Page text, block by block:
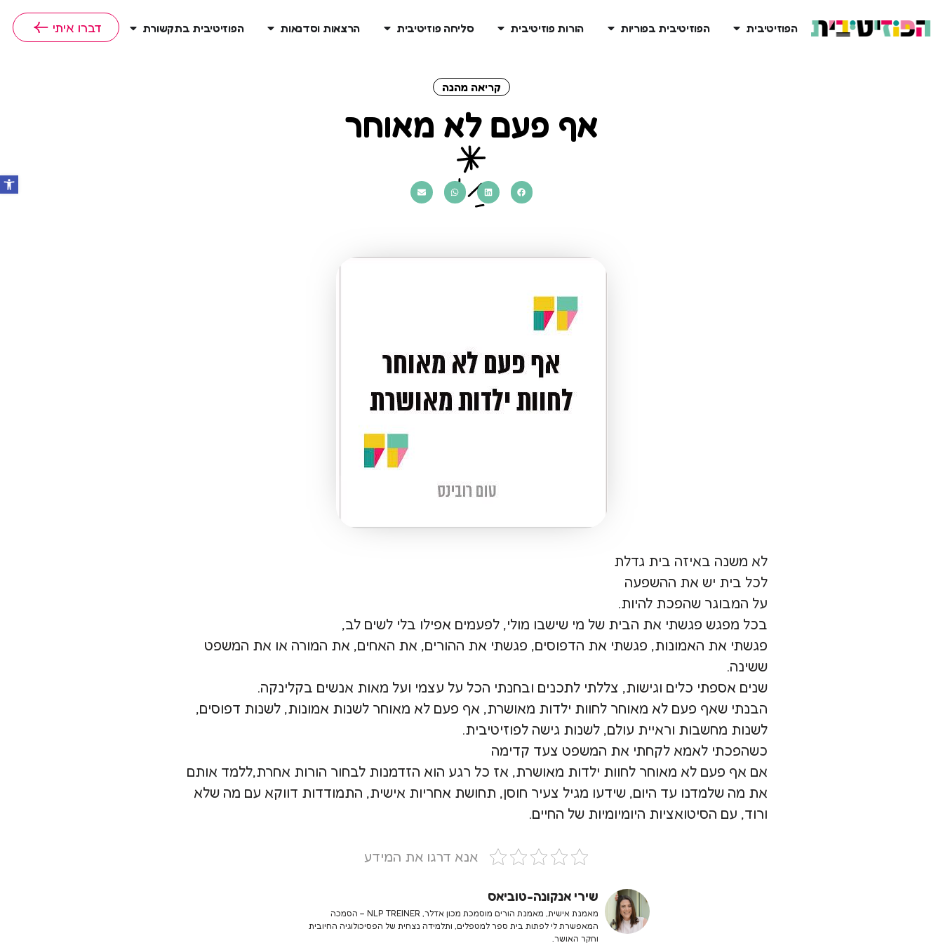
הפוזיטיבית הפוזיטיבית בפוריות הורות פוזיטיבית סליחה פוזיטיבית הרצאות וסדנאות הפוזיטיבית בתקשורת דברו איתי
קריאה מהנה
אף פעם לא מאוחר
לא משנה באיזה בית גדלת
לכל בית יש את ההשפעה
על המבוגר שהפכת להיות.
בכל מפגש פגשתי את הבית של מי שישבו מולי, לפעמים אפילו בלי לשים לב,
פגשתי את האמונות, פגשתי את הדפוסים, פגשתי את ההורים, את האחים, את המורה או את המשפט
ששינה.
שנים אספתי כלים וגישות, צללתי לתכנים ובחנתי הכל על עצמי ועל מאות אנשים בקלינקה.
הבנתי שאף פעם לא מאוחר לחוות ילדות מאושרת, אף פעם לא מאוחר לשנות אמונות, לשנות דפוסים,
לשנות מחשבות וראיית עולם, לשנות גישה לפוזיטיבית.
כשהפכתי לאמא לקחתי את המשפט צעד קדימה
אם אף פעם לא מאוחר לחוות ילדות מאושרת, אז כל רגע הוא הזדמנות לבחור הורות אחרת,ללמד אותם
את מה שלמדנו עד היום, שידעו מגיל צעיר חוסן, תחושת אחריות אישית, התמודדות דווקא עם מה שלא
ורוד, עם הסיטואציות היומיומיות של החיים.
אנא דרגו את המידע
שירי אנקונה-טוביאס
מאמנת אישית, מאמנת הורים מוסמכת מכון אדלר, NLP TREINER – הסמכה
המאפשרת לי לפתות בית ספר למטפלים, ותלמידה נצחית של הפסיכולוגיה החיובית
וחקר האושר.